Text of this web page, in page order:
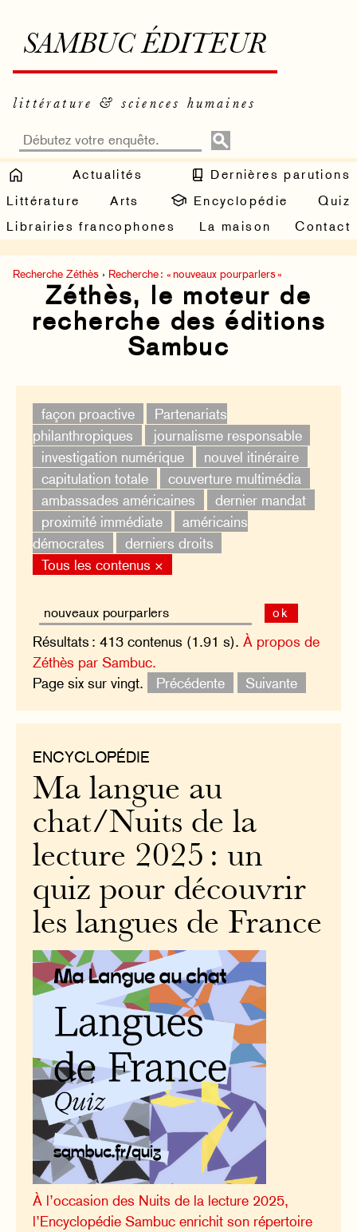
SAMBUC ÉDITEUR
littérature & sciences humaines
Actualités
Dernières parutions
Littérature
Arts Encyclopédie
Quiz
Librairies francophones
La maison Contact
Recherche Zéthès › Recherche : « nouveaux pourparlers »
Zéthès, le moteur de
recherche des éditions
Sambuc
façon proactive
Partenariats
philanthropiques
journalisme responsable
investigation numérique
nouvel itinéraire
capitulation totale
couverture multimédia
ambassades américaines
dernier mandat
proximité immédiate
américains
démocrates
derniers droits
Tous les contenus ×
ok
Résultats : 413 contenus (1.91 s).À propos de
Zéthès par Sambuc.
Page six sur vingt.
Précédente Suivante
ENCYCLOPÉDIE
Ma langue au
chat/Nuits de la
lecture 2025 : un
quiz pour découvrir
les langues de France
À l’occasion des Nuits de la lecture 2025,
l’Encyclopédie Sambuc enrichit son répertoire